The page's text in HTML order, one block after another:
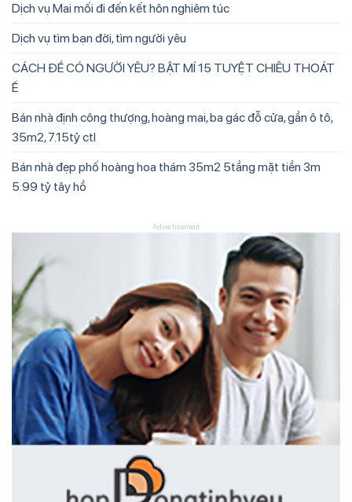
Dịch vụ Mai mối đi đến kết hôn nghiêm túc
Dịch vụ tìm bạn đời, tìm người yêu
CÁCH ĐỂ CÓ NGƯỜI YÊU? BẬT MÍ 15 TUYỆT CHIÊU THOÁT
Ế
Bán nhà định công thượng, hoàng mai, ba gác đỗ cửa, gần ô tô,
35m2, 7.15tỷ ctl
Bán nhà đẹp phố hoàng hoa thám 35m2 5tầng mặt tiền 3m
5.99 tỷ tây hồ
Advertisement